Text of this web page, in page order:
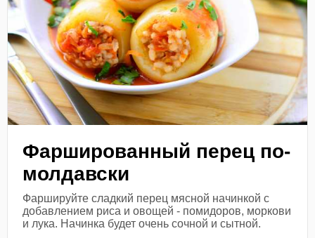
Фаршированный перец по-
молдавски
Фаршируйте сладкий перец мясной начинкой с
добавлением риса и овощей - помидоров, моркови
и лука. Начинка будет очень сочной и сытной.